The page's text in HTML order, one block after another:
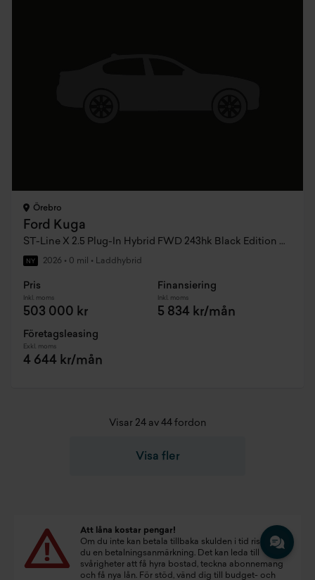
Örebro
Ford Kuga
ST-Line X 2.5 Plug-In Hybrid FWD 243hk Black Edition CVT
NY 2026 • 0 mil • Laddhybrid
Pris
Inkl. moms
503 000 kr
Finansiering
Inkl. moms
5 834 kr/mån
Företagsleasing
Exkl. moms
4 644 kr/mån
Visar 24 av 44 fordon
Visa fler
Att låna kostar pengar!
Om du inte kan betala tillbaka skulden i tid riskerar
du en betalningsanmärkning. Det kan leda till
svårigheter att få hyra bostad, teckna abonnemang
och få nya lån. För stöd, vänd dig till budget- och